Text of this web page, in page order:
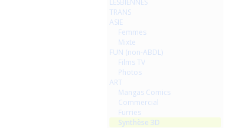
LESBIENNES
TRANS
ASIE
Femmes
Mixte
FUN (non-ABDL)
Films TV
Photos
ART
Mangas Comics
Commercial
Furries
Synthèse 3D